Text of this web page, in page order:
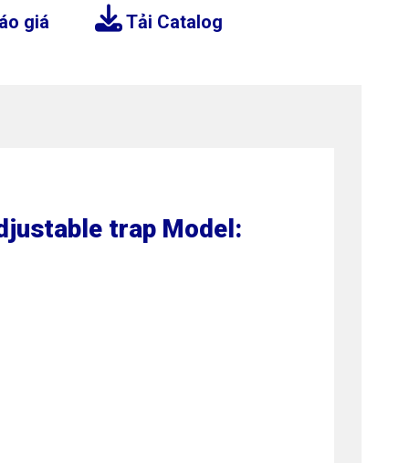
giá Tải Catalog
trap Model: